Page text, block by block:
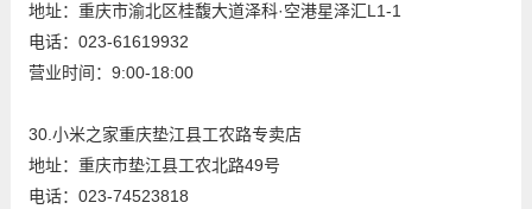
地址：重庆市渝北区桂馥大道泽科·空港星泽汇L1-1
电话：023-61619932
营业时间：9:00-18:00
30.小米之家重庆垫江县工农路专卖店
地址：重庆市垫江县工农北路49号
电话：023-74523818